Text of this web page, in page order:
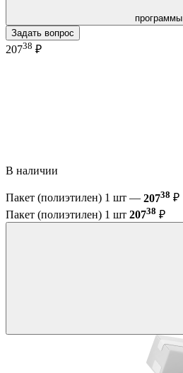
программы
Задать вопрос
20738 ₽
В наличии
Пакет (полиэтилен) 1 шт — 20738 ₽
Пакет (полиэтилен) 1 шт 20738 ₽